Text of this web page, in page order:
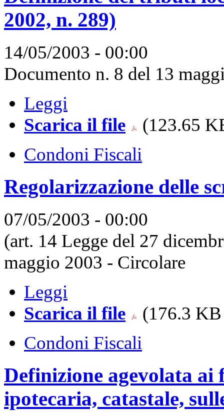
2002, n. 289)
14/05/2003 - 00:00
Documento n. 8 del 13
Leggi
Scarica il file
(123.65
Condoni Fiscali
Regolarizzazione delle
07/05/2003 - 00:00
(art. 14 Legge del 27
maggio 2003 - Circolare
Leggi
Scarica il file
(176.3
Condoni Fiscali
Definizione agevolata
ipotecaria, catastale,